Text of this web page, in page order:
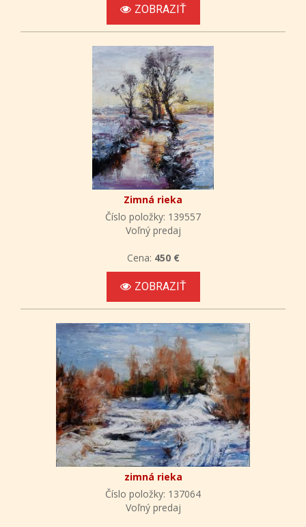
ZOBRAZIŤ
Zimná rieka
Číslo položky: 139557
Voľný predaj
Cena: 450 €
ZOBRAZIŤ
zimná rieka
Číslo položky: 137064
Voľný predaj